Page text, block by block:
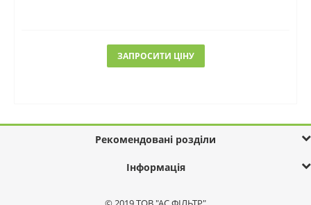
ЗАПРОСИТИ ЦІНУ
Рекомендовані розділи
Інформація